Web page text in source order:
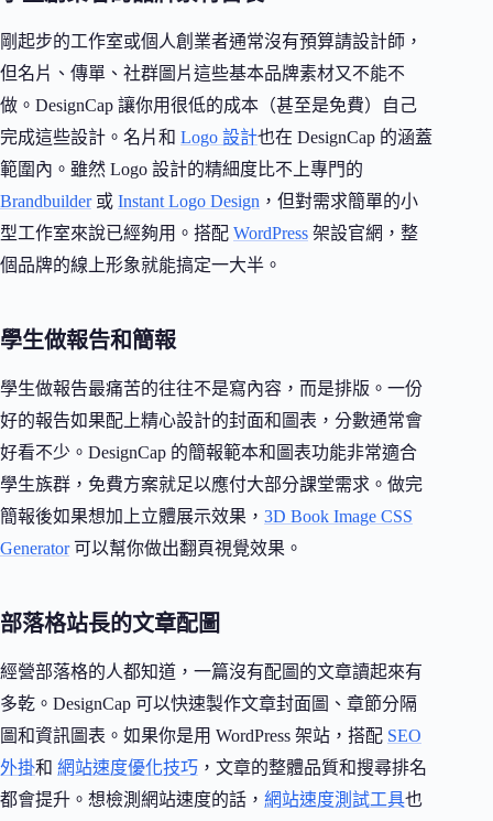
剛起步的工作室或個人創業者通常沒有預算請設計師，
但名片、傳單、社群圖片這些基本品牌素材又不能不
做。DesignCap 讓你用很低的成本（甚至是免費）自己
完成這些設計。名片和 Logo 設計也在 DesignCap 的涵蓋
範圍內。雖然 Logo 設計的精細度比不上專門的
Brandbuilder或 Instant Logo Design ，但對需求簡單的小
型工作室來說已經夠用。搭配 WordPress 架設官網，整
個品牌的線上形象就能搞定一大半。
學生做報告和簡報
學生做報告最痛苦的往往不是寫內容，而是排版。一份
好的報告如果配上精心設計的封面和圖表，分數通常會
好看不少。DesignCap 的簡報範本和圖表功能非常適合
學生族群，免費方案就足以應付大部分課堂需求。做完
簡報後如果想加上立體展示效果， 3D Book Image CSS
Generator可以幫你做出翻頁視覺效果。
部落格站長的文章配圖
經營部落格的人都知道，一篇沒有配圖的文章讀起來有
多乾。DesignCap 可以快速製作文章封面圖、章節分隔
圖和資訊圖表。如果你是用 WordPress 架站，搭配 SEO
外掛和 網站速度優化技巧 ，文章的整體品質和搜尋排名
都會提升。想檢測網站速度的話， 網站速度測試工具也